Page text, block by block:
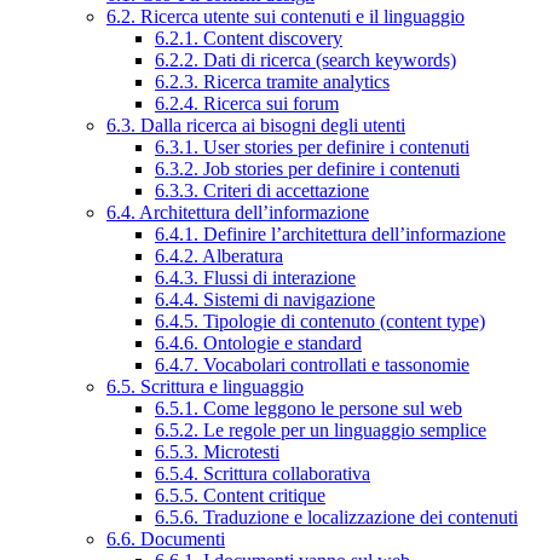
6.2. Ricerca utente sui contenuti e il linguaggio
6.2.1. Content discovery
6.2.2. Dati di ricerca (search keywords)
6.2.3. Ricerca tramite analytics
6.2.4. Ricerca sui forum
6.3. Dalla ricerca ai bisogni degli utenti
6.3.1. User stories per definire i contenuti
6.3.2. Job stories per definire i contenuti
6.3.3. Criteri di accettazione
6.4. Architettura dell’informazione
6.4.1. Definire l’architettura dell’informazione
6.4.2. Alberatura
6.4.3. Flussi di interazione
6.4.4. Sistemi di navigazione
6.4.5. Tipologie di contenuto (content type)
6.4.6. Ontologie e standard
6.4.7. Vocabolari controllati e tassonomie
6.5. Scrittura e linguaggio
6.5.1. Come leggono le persone sul web
6.5.2. Le regole per un linguaggio semplice
6.5.3. Microtesti
6.5.4. Scrittura collaborativa
6.5.5. Content critique
6.5.6. Traduzione e localizzazione dei contenuti
6.6. Documenti